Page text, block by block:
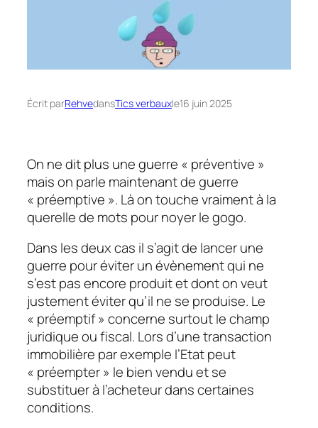
Écrit parRehvedansTics verbauxle16 juin 2025
On ne dit plus une guerre « préventive »
mais on parle maintenant de guerre
« préemptive ». Là on touche vraiment à la
querelle de mots pour noyer le gogo.
Dans les deux cas il s’agit de lancer une
guerre pour éviter un évènement qui ne
s’est pas encore produit et dont on veut
justement éviter qu’il ne se produise. Le
« préemptif » concerne surtout le champ
juridique ou fiscal. Lors d’une transaction
immobilière par exemple l’Etat peut
« préempter » le bien vendu et se
substituer à l’acheteur dans certaines
conditions.